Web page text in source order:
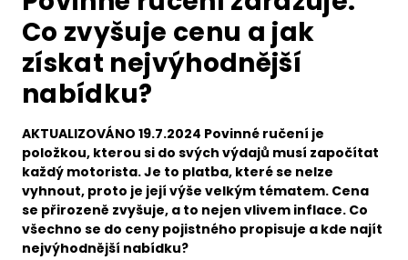
Co zvyšuje cenu a jak
získat nejvýhodnější
nabídku?
AKTUALIZOVÁNO 19.7.2024 Povinné ručení je
položkou, kterou si do svých výdajů musí započítat
každý motorista. Je to platba, které se nelze
vyhnout, proto je její výše velkým tématem. Cena
se přirozeně zvyšuje, a to nejen vlivem inflace. Co
všechno se do ceny pojistného propisuje a kde najít
nejvýhodnější nabídku?